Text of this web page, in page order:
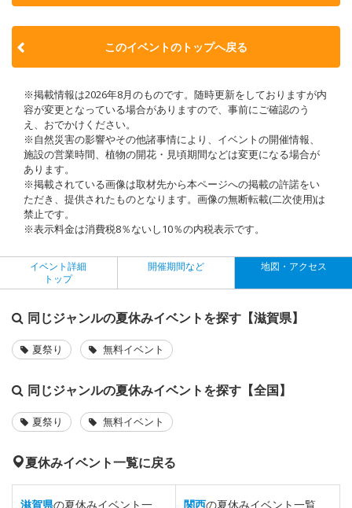
このイベントのトップへ戻る
※掲載情報は2026年8月のものです。随時更新をしておりますが内
容が変更となっている場合がありますので、事前にご確認のう
え、おでかけください。
※自然災害の影響やその他諸事情により、イベントの開催情報、
施設の営業時間、植物の開花・見頃期間などは変更になる場合が
あります。
※掲載されている画像は取材先から本ページへの掲載の許諾をい
ただき、提供されたものとなります。画像の無断転載(二次使用)は
禁止です。
※表示料金は消費税8％ないし10％の内税表示です。
イベント詳細
トップ
開催期間など 地図・アクセス
同じジャンルの夏休みイベントを探す【滋賀県】
夏祭り 無料イベント
同じジャンルの夏休みイベントを探す【全国】
夏祭り 無料イベント
夏休みイベント一覧に戻る
滋賀県の夏休みイベント一 関西の夏休みイベント一覧